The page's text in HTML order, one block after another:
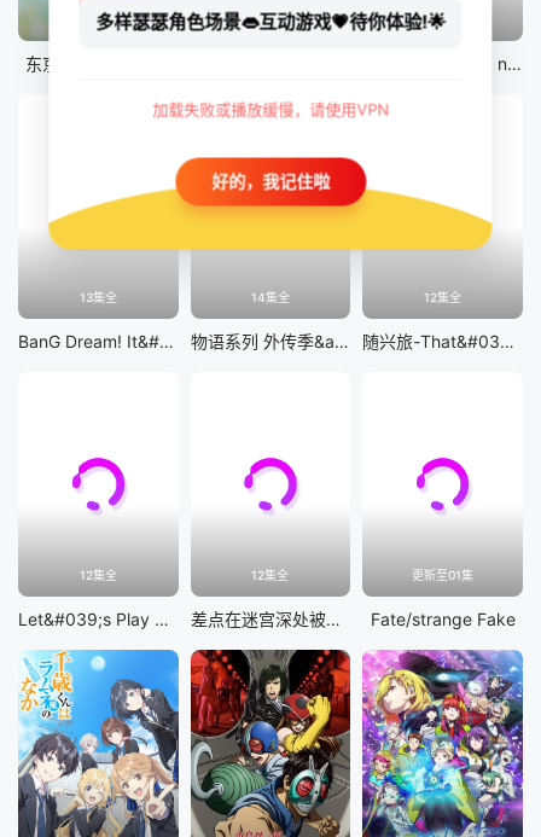
12集全
东京猫猫 NEW～♡
12集全 剧场版
剧场版 Fate/stay night [Heaven&#039;s Feel] III.spring song
13集全
BanG Dream! It&#039;s MyGO!!!!!
14集全
物语系列 外传季&amp;怪物季
12集全
随兴旅-That&#039;s Journey-
12集全
Let&#039;s Play 充满挑战的人生
12集全
差点在迷宫深处被信任的伙伴杀掉，但靠着天赐技能「无限扭蛋」获得等级9999的伙伴，我要向前队友和世界展开复仇&amp;「给他们好看！」
更新至01集
Fate/strange Fake
多样瑟瑟角色场景👄互动游戏💗待你体验!🌟
加载失败或播放缓慢，请使用VPN
好的，我记住啦